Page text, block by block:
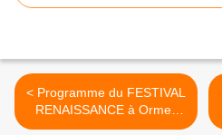
< Programme du FESTIVAL
RENAISSANCE à Ormes
(45) - 13 au 19 mai 2019 –